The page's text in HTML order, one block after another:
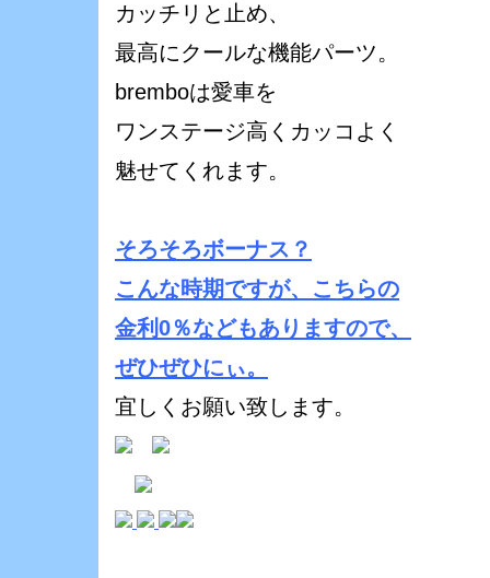
カッチリと止め、
最高にクールな機能パーツ。
bremboは愛車を
ワンステージ高くカッコよく
魅せてくれます。
そろそろボーナス？
こんな時期ですが、こちらの
金利0％などもありますので、
ぜひぜひにぃ。
宜しくお願い致します。